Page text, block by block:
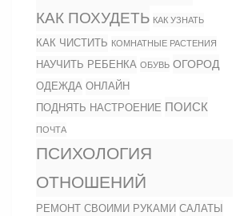
КАК ПОХУДЕТЬ КАК УЗНАТЬ
КАК ЧИСТИТЬ КОМНАТНЫЕ РАСТЕНИЯ
НАУЧИТЬ РЕБЕНКА ОБУВЬ ОГОРОД
ОДЕЖДА ОНЛАЙН
ПОДНЯТЬ НАСТРОЕНИЕ ПОИСК
ПОЧТА
ПСИХОЛОГИЯ
ОТНОШЕНИЙ
РЕМОНТ СВОИМИ РУКАМИ САЛАТЫ